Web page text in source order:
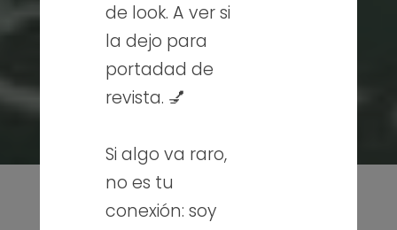
de look. A ver si
la dejo para
portadad de
revista. 💅
Si algo va raro,
no es tu
conexión: soy